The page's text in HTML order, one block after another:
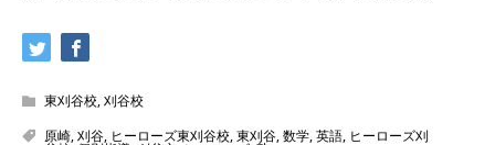
東刈谷校,刈谷校
原崎,刈谷, ヒーローズ東刈谷校,東刈谷,数学,英語, ヒーローズ刈